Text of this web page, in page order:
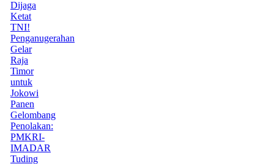
Dijaga
Ketat
TNI!
Penganugerahan
Gelar
Raja
Timor
untuk
Jokowi
Panen
Gelombang
Penolakan:
PMKRI-
IMADAR
Tuding